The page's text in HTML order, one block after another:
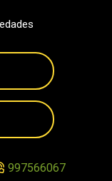
997566067